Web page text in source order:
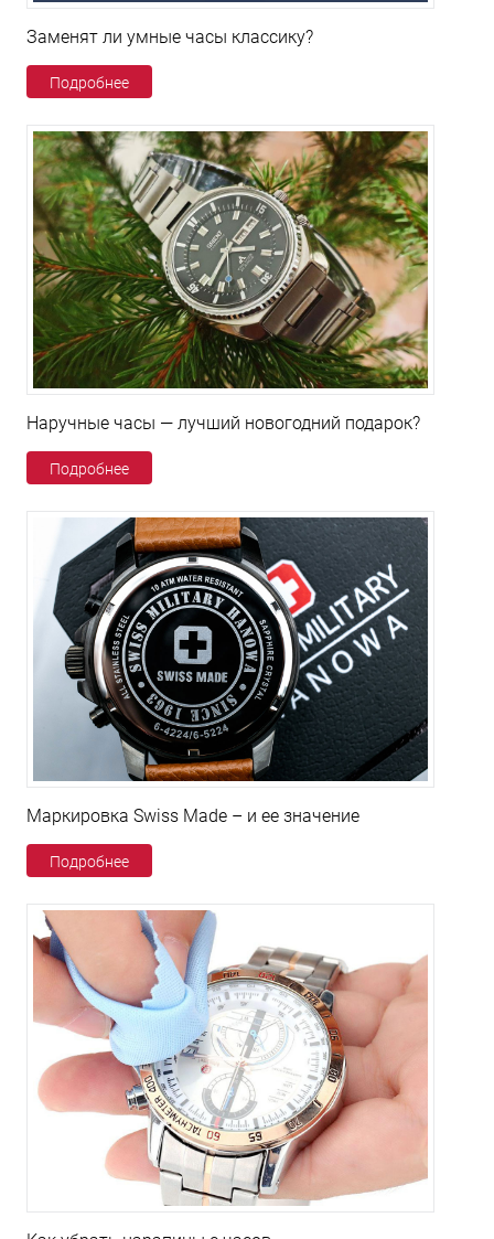
Заменят ли умные часы классику?
Подробнее
Наручные часы — лучший новогодний подарок?
Подробнее
Маркировка Swiss Made – и ее значение
Подробнее